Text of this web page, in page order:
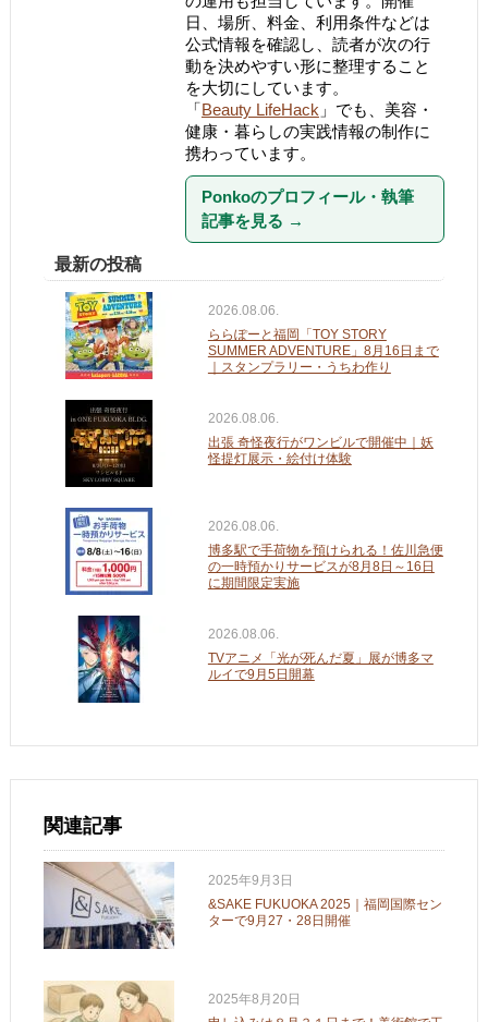
日、場所、料金、利用条件などは
公式情報を確認し、読者が次の行
動を決めやすい形に整理すること
を大切にしています。
「Beauty LifeHack 」でも、美容・
健康・暮らしの実践情報の制作に
携わっています。
Ponkoのプロフィール・執筆
記事を見る →
最新の投稿
2026.08.06.
ららぽーと福岡「TOY STORY
SUMMER ADVENTURE」8月16日まで
｜スタンプラリー・うちわ作り
2026.08.06.
出張 奇怪夜行がワンビルで開催中｜妖
怪提灯展示・絵付け体験
2026.08.06.
博多駅で手荷物を預けられる！佐川急便
の一時預かりサービスが8月8日～16日
に期間限定実施
2026.08.06.
TVアニメ「光が死んだ夏」展が博多マ
ルイで9月5日開幕
関連記事
2025年9月3日
&SAKE FUKUOKA 2025｜福岡国際セン
ターで9月27・28日開催
2025年8月20日